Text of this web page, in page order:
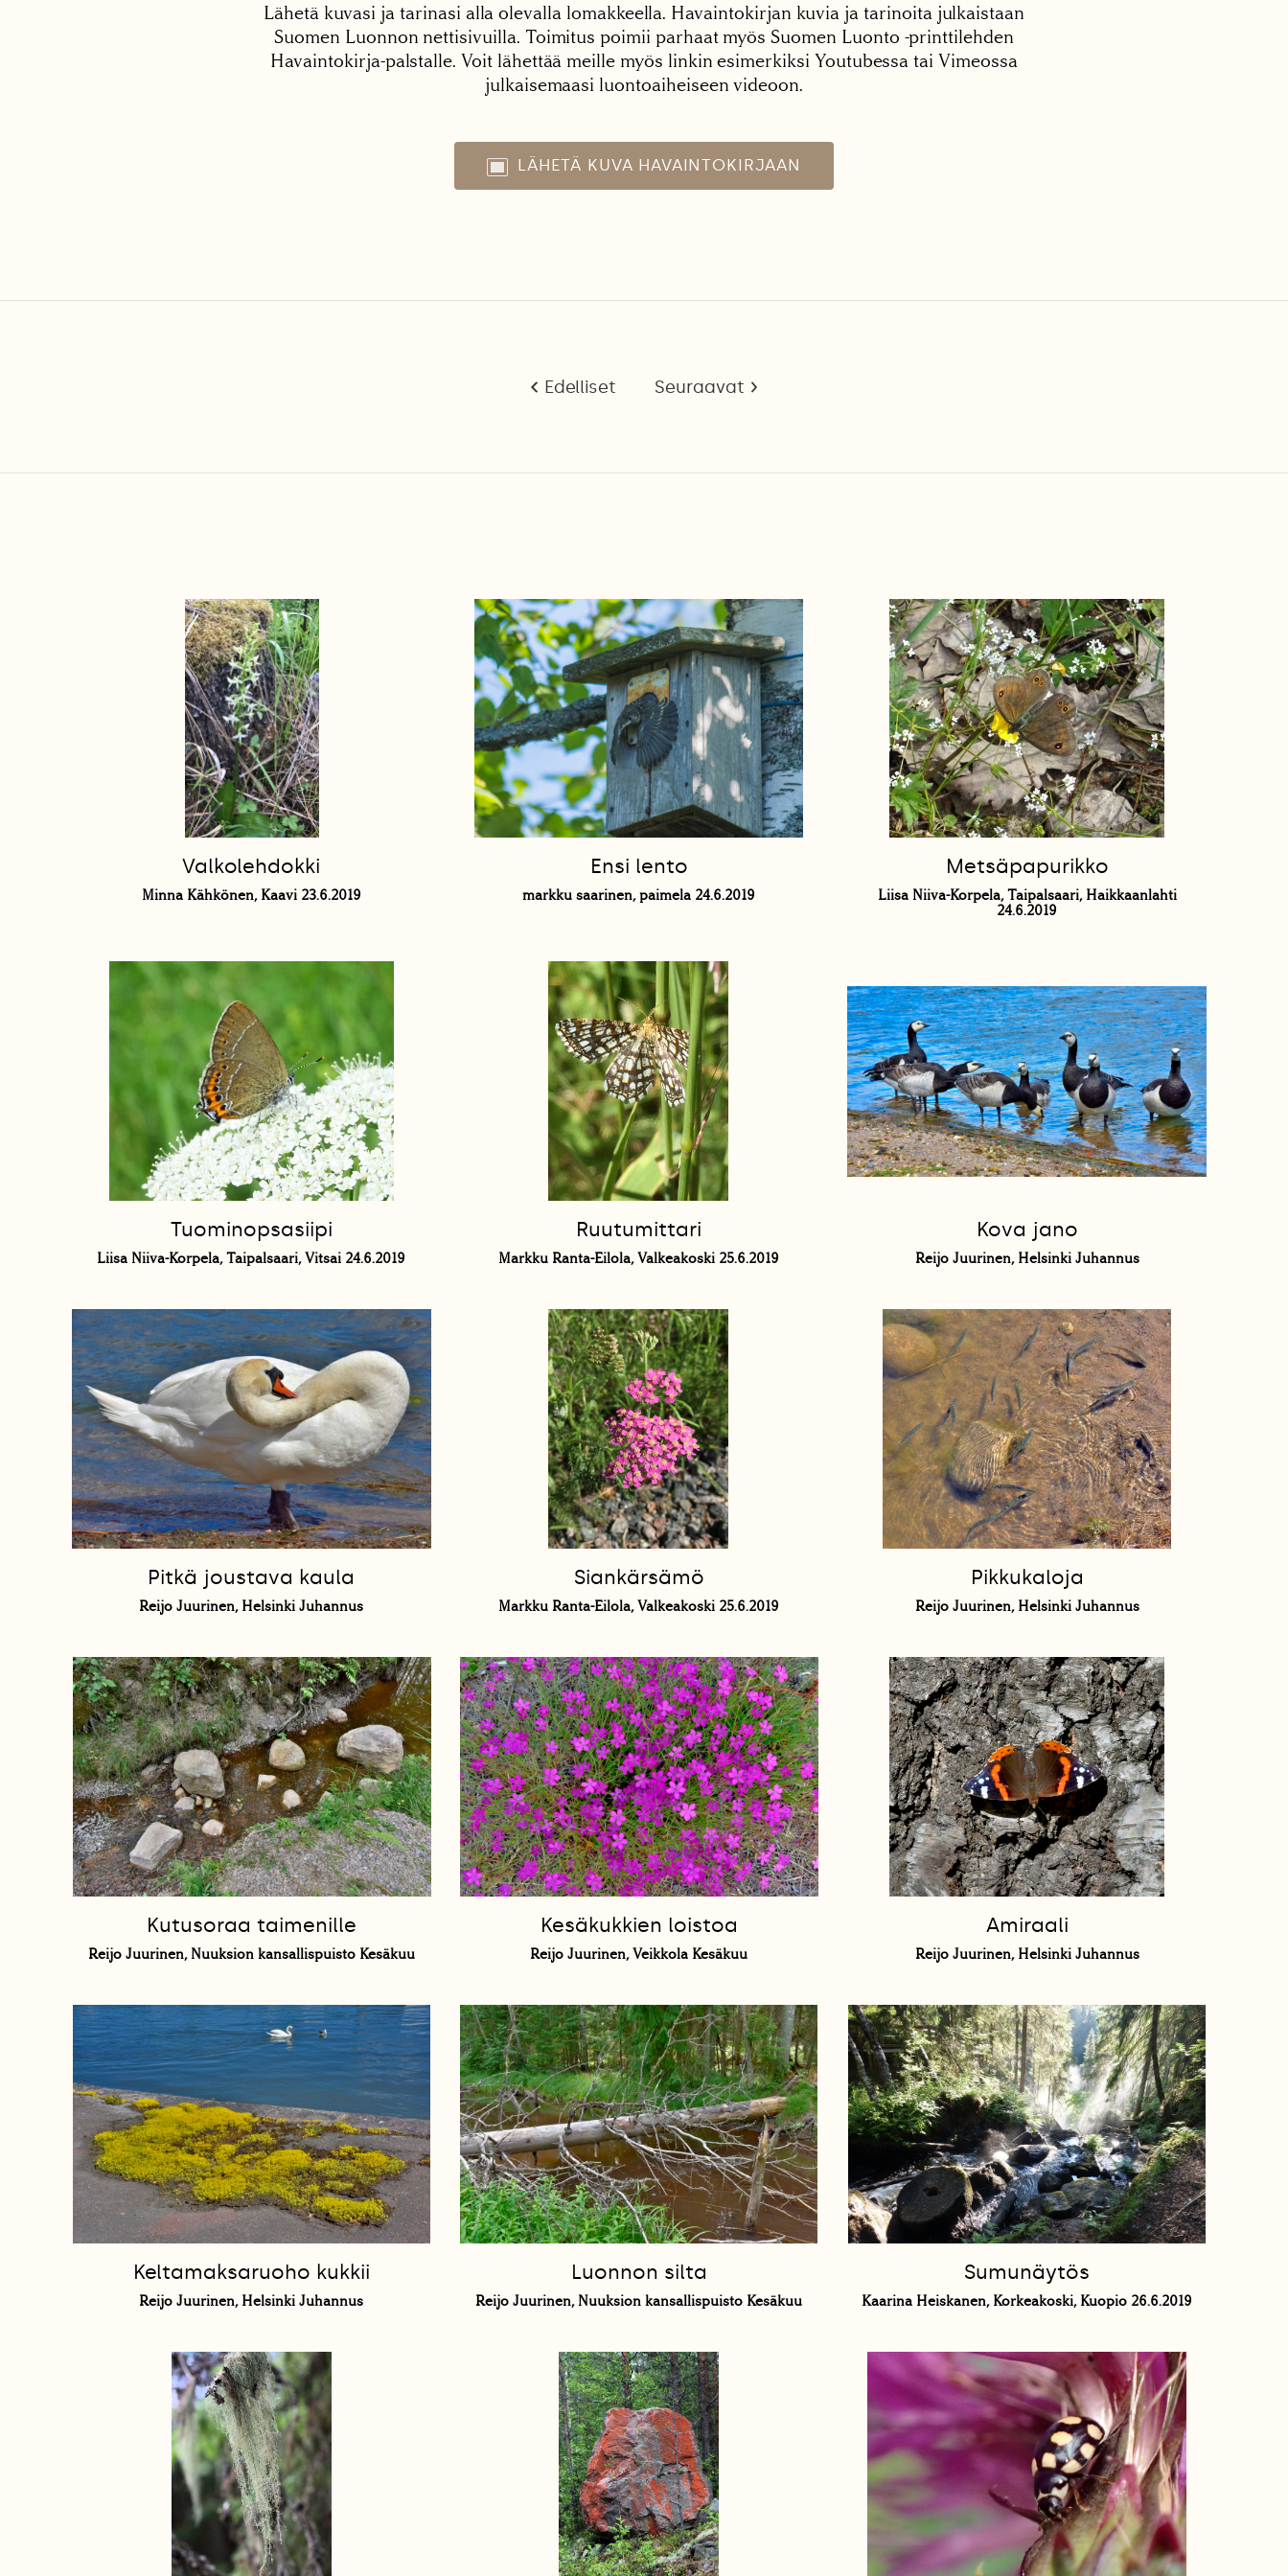
Lähetä kuvasi ja tarinasi alla olevalla lomakkeella. Havaintokirjan kuvia ja tarinoita julkaistaan
Suomen Luonnon nettisivuilla. Toimitus poimii parhaat myös Suomen Luonto -printtilehden
Havaintokirja-palstalle. Voit lähettää meille myös linkin esimerkiksi Youtubessa tai Vimeossa
julkaisemaasi luontoaiheiseen videoon.
LÄHETÄ KUVA HAVAINTOKIRJAAN
Edelliset Seuraavat
Valkolehdokki
Minna Kähkönen, Kaavi 23.6.2019
Ensi lento
markku saarinen, paimela 24.6.2019
Metsäpapurikko
Liisa Niiva-Korpela, Taipalsaari, Haikkaanlahti
24.6.2019
Tuominopsasiipi
Liisa Niiva-Korpela, Taipalsaari, Vitsai 24.6.2019
Ruutumittari
Markku Ranta-Eilola, Valkeakoski 25.6.2019
Kova jano
Reijo Juurinen, Helsinki Juhannus
Pitkä joustava kaula
Reijo Juurinen, Helsinki Juhannus
Siankärsämö
Markku Ranta-Eilola, Valkeakoski 25.6.2019
Pikkukaloja
Reijo Juurinen, Helsinki Juhannus
Kutusoraa taimenille
Reijo Juurinen, Nuuksion kansallispuisto Kesäkuu
Kesäkukkien loistoa
Reijo Juurinen, Veikkola Kesäkuu
Amiraali
Reijo Juurinen, Helsinki Juhannus
Keltamaksaruoho kukkii
Reijo Juurinen, Helsinki Juhannus
Luonnon silta
Reijo Juurinen, Nuuksion kansallispuisto Kesäkuu
Sumunäytös
Kaarina Heiskanen, Korkeakoski, Kuopio 26.6.2019